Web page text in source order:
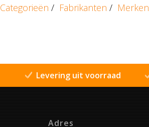
Categorieën / Fabrikanten / Merken
Levering uit voorraad
Adres